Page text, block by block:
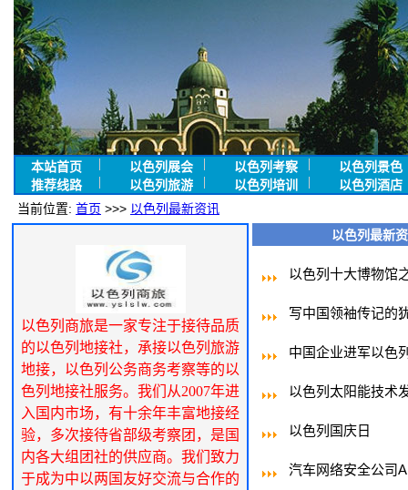
本站首页 以色列展会 以色列考察
以色列景色
推荐线路
以色列旅游 以色列培训
以色列酒店
当前位置: 首页 >>> 以色列最新资讯
以色列商旅是一家专注于接待品质
的以色列地接社，承接以色列旅游
地接，以色列公务商务考察等的以
色列地接社服务。我们从2007年进
入国内市场，有十余年丰富地接经
验，多次接待省部级考察团，是国
内各大组团社的供应商。我们致力
于成为中以两国友好交流与合作的
以色列最新
以色列十大博物馆
写中国领袖传记的
中国企业进军以色
以色列太阳能技术
以色列国庆日
汽车网络安全公司